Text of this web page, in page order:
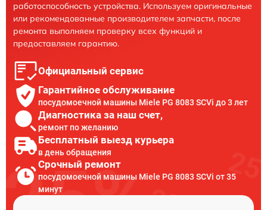
работоспособность устройства. Используем оригинальные
или рекомендованные производителем запчасти, после
ремонта выполняем проверку всех функций и
предоставляем гарантию.
Официальный сервис
Гарантийное обслуживание
посудомоечной машины Miele PG 8083 SCVi до 3 лет
Диагностика за наш счет,
ремонт по желанию
Бесплатный выезд курьера
в день обращения
Срочный ремонт
посудомоечной машины Miele PG 8083 SCVi от 35
минут